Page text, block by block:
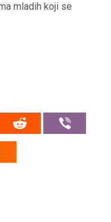
mladih koji se